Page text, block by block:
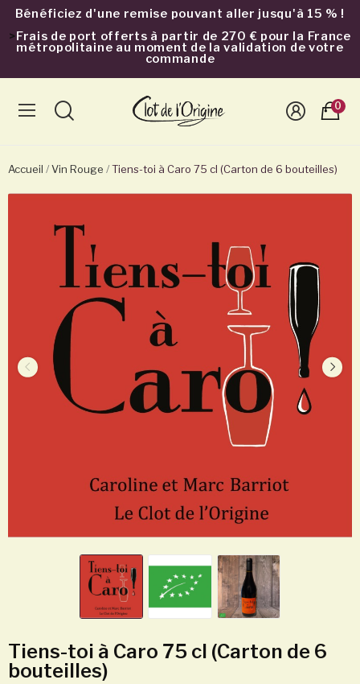
Bénéficiez d'une remise pouvant aller jusqu'à 15 % !
>Frais de port offerts à partir de 270 € pour la France
métropolitaine au moment de la validation de votre
commande
0
Accueil Vin Rouge Tiens-toi à Caro 75 cl (Carton de 6 bouteilles)
Tiens-toi à Caro 75 cl (Carton de 6
bouteilles)